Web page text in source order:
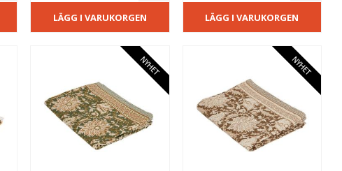
LÄGG I VARUKORGEN LÄGG I VARUKORGEN
NYHET NYHET